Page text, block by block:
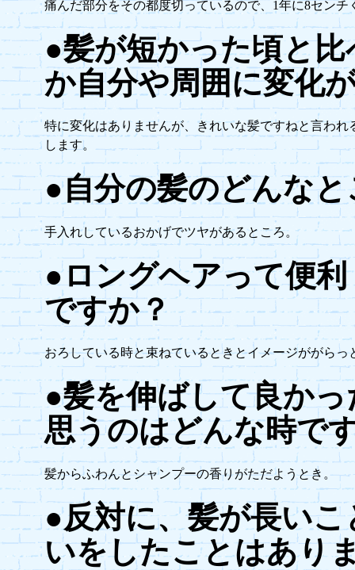
痛んだ部分をその都度切っているので、1年に8センチ
●髪が短かった頃と
か自分や周囲に変化
特に変化はありませんが、きれいな髪ですねと言われ
します。
●自分の髪のどんな
手入れしているおかげでツヤがあるところ。
●ロングヘアって便
ですか？
おろしている時と束ねているときとイメージががらっ
●髪を伸ばして良か
思うのはどんな時で
髪からふわんとシャンプーの香りがただようとき。
●反対に、髪が長い
いをしたことはあり